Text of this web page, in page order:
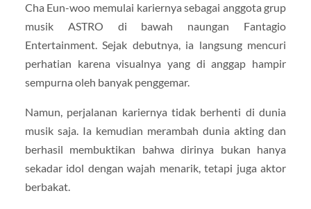
Cha Eun-woo memulai kariernya sebagai anggota grup
musik ASTRO di bawah naungan Fantagio
Entertainment. Sejak debutnya, ia langsung mencuri
perhatian karena visualnya yang di anggap hampir
sempurna oleh banyak penggemar.
Namun, perjalanan kariernya tidak berhenti di dunia
musik saja. Ia kemudian merambah dunia akting dan
berhasil membuktikan bahwa dirinya bukan hanya
sekadar idol dengan wajah menarik, tetapi juga aktor
berbakat.